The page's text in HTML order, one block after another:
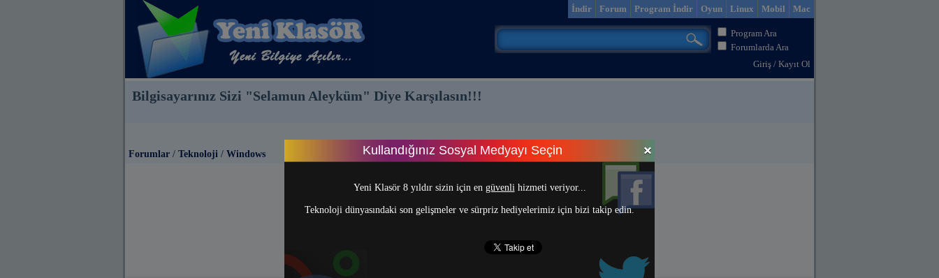
Mac
Mobil
Linux
Oyun
Program İndir
Forum
İndir
Program Ara
Forumlarda Ara
Giriş / Kayıt Ol
Kullandığınız Sosyal Medyayı Seçin
Yeni Klasör 8 yıldır sizin için en güvenlihizmeti veriyor...
Teknoloji dünyasındaki son gelişmeler ve sürpriz hediyelerimiz için bizi takip edin.
Bilgisayarınız Sizi "Selamun Aleyküm" Diye Karşılasın!!!
Forumlar / Teknoloji / Windows